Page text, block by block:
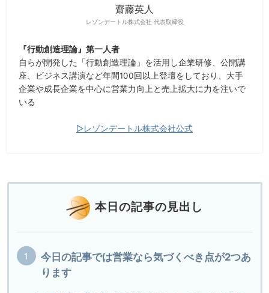
齋藤英人
レゾンデートル株式会社 代表取締役
『行動創造理論』第一人者
自らが開発した「行動創造理論」を活用し企業研修、公開講
座、ビジネス講演など年間100回以上登壇をしており、大手
企業や成長企業を中心に営業力向上と売上拡大に力を注いで
いる
▷レゾンデートル株式会社公式
本日の記事の見出し
今日の記事では営業なら気づくべき点が2つあ
ります